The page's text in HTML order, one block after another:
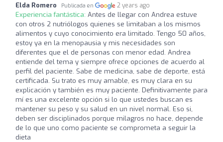
Elda Romero Publicada en 2 years ago
Experiencia fantástica: Antes de llegar con Andrea estuve
con otros 2 nutriólogos quienes se limitaban a los mismos
alimentos y cuyo conocimiento era limitado. Tengo 50 años,
estoy ya en la menopausia y mis necesidades son
diferentes que el de personas con menor edad. Andrea
entiende del tema y siempre ofrece opciones de acuerdo al
perfil del paciente. Sabe de medicina, sabe de deporte, está
certificada. Su trato es muy amable, es muy clara en su
explicación y también es muy paciente. Definitivamente para
mí es una excelente opción si lo que ustedes buscan es
mantener su peso y su salud en un nivel normal. Eso si,
deben ser disciplinados porque milagros no hace, depende
de lo que uno como paciente se comprometa a seguir la
dieta